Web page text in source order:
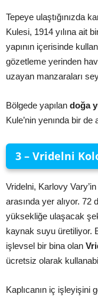
Tepeye ulaştığınızda
Kulesi, 1914 yılına ait
yapının içerisinde
gözetleme yerinden
uzayan manzaraları
Bölgede yapılan doğa
Kule’nin yenında bir
3 – Vridelni
Vridelni, Karlovy
arasında yer alıyor.
yüksekliğe ulaşacak
kaynak suyu üretiliyor.
işlevsel bir bina olan
ücretsiz olarak
Kaplıcanın iç işleyişini